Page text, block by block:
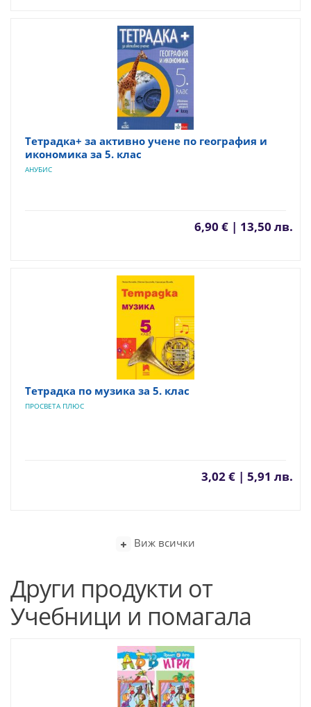
Тетрадка+ за активно учене по география и
икономика за 5. клас
АНУБИС
6,90 € | 13,50 лв.
Тетрадка по музика за 5. клас
ПРОСВЕТА ПЛЮС
3,02 € | 5,91 лв.
Виж всички
Други продукти от
Учебници и помагала